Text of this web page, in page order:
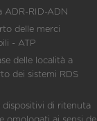
ADR-RID-ADN
delle merci
- ATP
delle località a
dei sistemi RDS
dispositivi di ritenuta